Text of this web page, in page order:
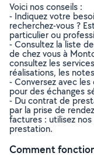
Voici nos conseils :
- Indiquez votre
recherchez-vous ?
particulier ou
- Consultez la liste
de chez vous à
consultez les
réalisations, les
- Conversez avec
pour des échanges
- Du contrat de
par la prise de
factures : utilisez
prestation.
Comment